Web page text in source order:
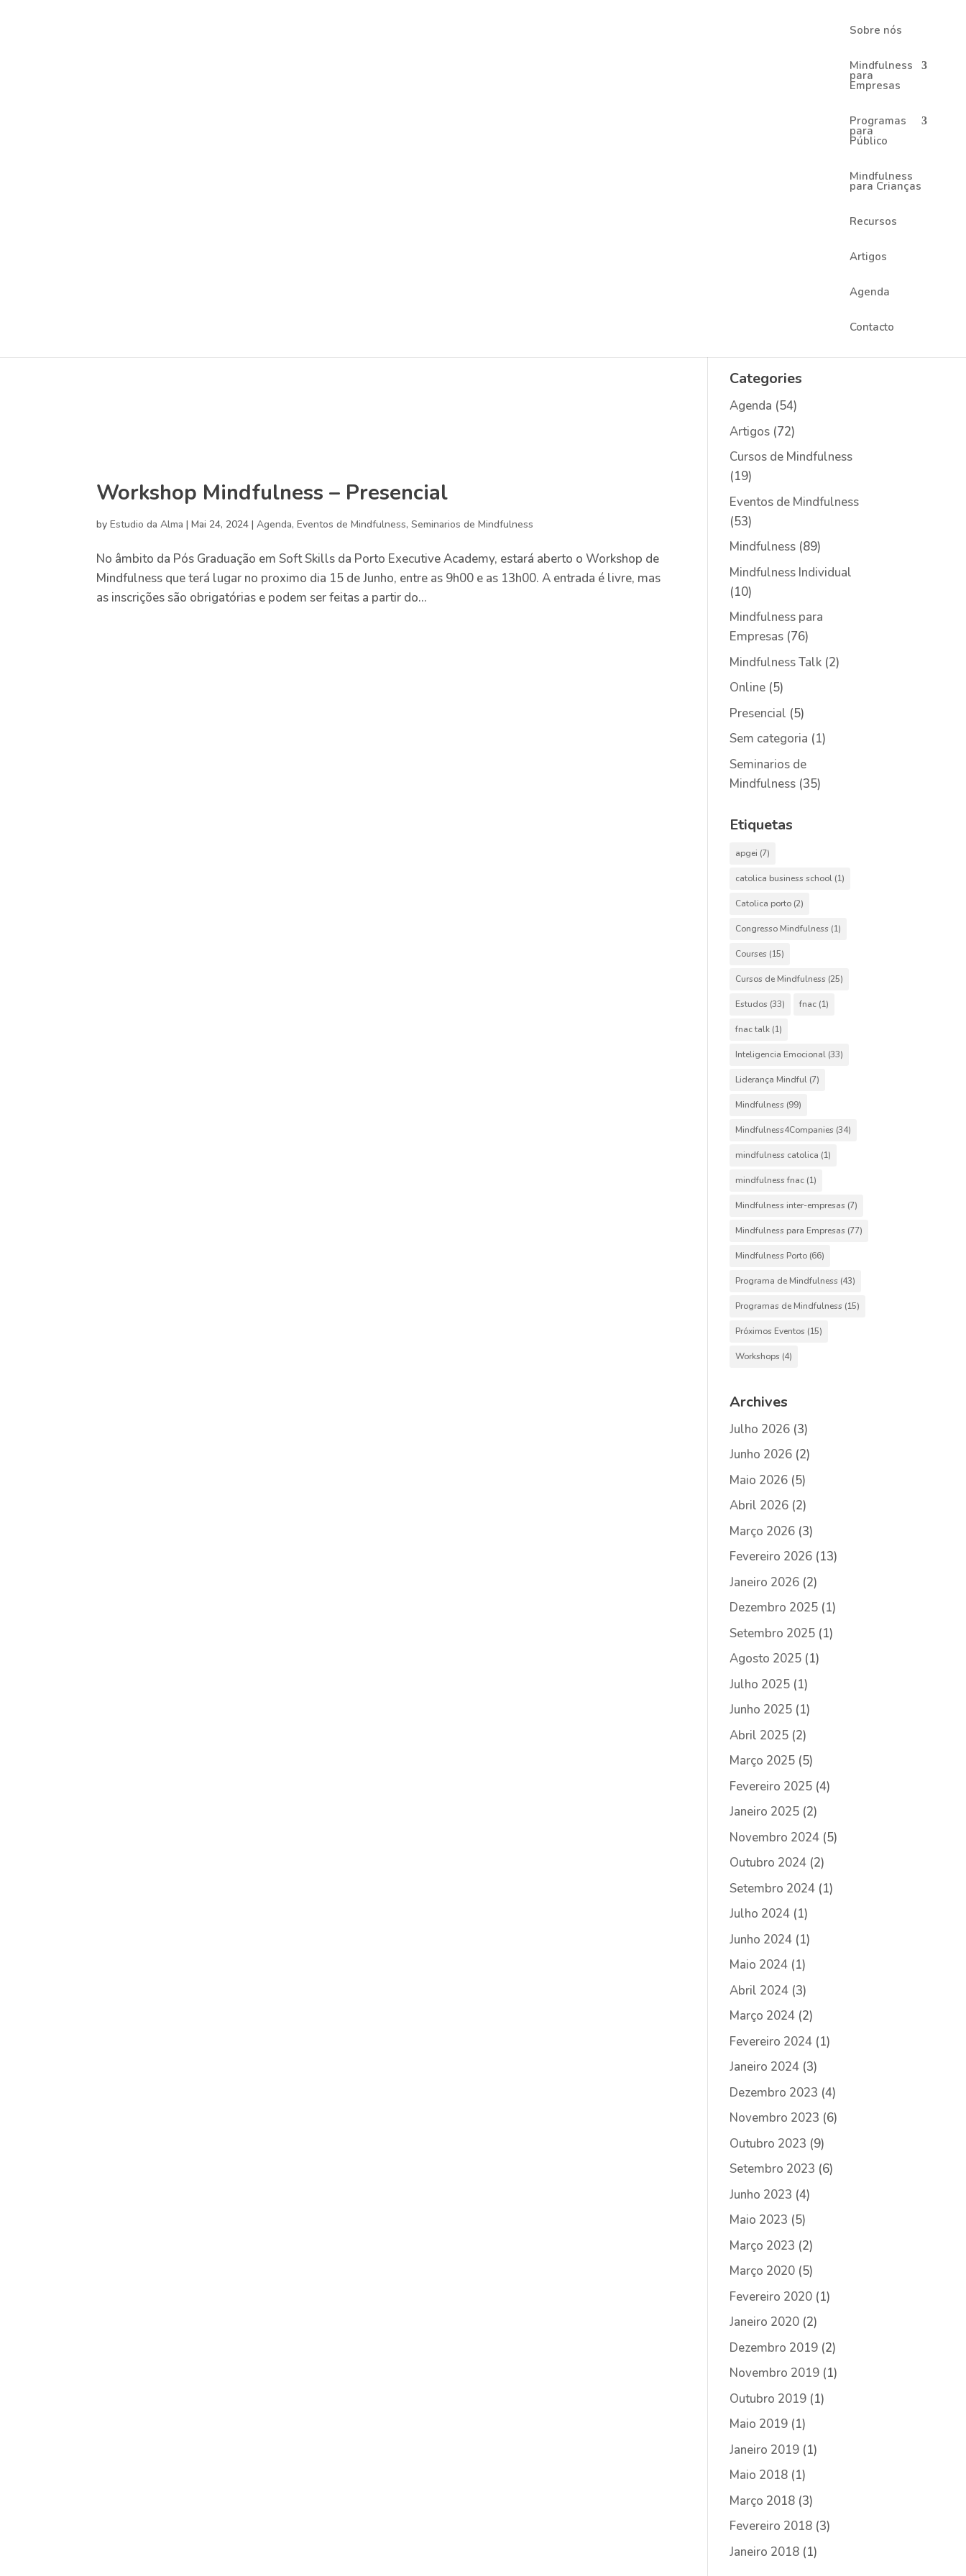
Sobre nós
Mindfulness
para
Empresas
Programas
para
Público
Mindfulness
para Crianças
Recursos
Artigos
Agenda
Contacto
Workshop Mindfulness – Presencial
byEstudio da Alma |Mai 24, 2024 |Agenda,Eventos de Mindfulness,Seminarios de Mindfulness
No âmbito da Pós Graduação em Soft Skills da Porto Executive Academy, estará aberto o Workshop de
Mindfulness que terá lugar no proximo dia 15 de Junho, entre as 9h00 e as 13h00. A entrada é livre, mas
as inscrições são obrigatórias e podem ser feitas a partir do...
Mindful Leaders – 11 Nov
Mindfulness para a Vida |
Estudio da Alma em Yale
Categories
Agenda (54)
Artigos (72)
Cursos de Mindfulness
(19)
Eventos de Mindfulness
(53)
Mindfulness (89)
Mindfulness Individual
(10)
Mindfulness para
Empresas (76)
Mindfulness Talk (2)
Online (5)
Presencial (5)
Sem categoria (1)
Seminarios de
Mindfulness (35)
Etiquetas
apgei (7)
catolica business school (1)
Catolica porto (2)
Congresso Mindfulness (1)
Courses (15)
Cursos de Mindfulness (25)
Estudos (33) fnac (1)
fnac talk (1)
Inteligencia Emocional (33)
Liderança Mindful (7)
Mindfulness (99)
Mindfulness4Companies (34)
mindfulness catolica (1)
mindfulness fnac (1)
Mindfulness inter-empresas (7)
Mindfulness para Empresas (77)
Mindfulness Porto (66)
Programa de Mindfulness (43)
Programas de Mindfulness (15)
Próximos Eventos (15)
Workshops (4)
Archives
Julho 2026 (3)
Junho 2026 (2)
Maio 2026 (5)
Abril 2026 (2)
Março 2026 (3)
Fevereiro 2026 (13)
Janeiro 2026 (2)
Dezembro 2025 (1)
Setembro 2025 (1)
Agosto 2025 (1)
Julho 2025 (1)
Junho 2025 (1)
Abril 2025 (2)
Março 2025 (5)
Fevereiro 2025 (4)
Janeiro 2025 (2)
Novembro 2024 (5)
Outubro 2024 (2)
Setembro 2024 (1)
Julho 2024 (1)
Junho 2024 (1)
Maio 2024 (1)
Abril 2024 (3)
Março 2024 (2)
Fevereiro 2024 (1)
Janeiro 2024 (3)
Dezembro 2023 (4)
Novembro 2023 (6)
Outubro 2023 (9)
Setembro 2023 (6)
Junho 2023 (4)
Maio 2023 (5)
Março 2023 (2)
Março 2020 (5)
Fevereiro 2020 (1)
Janeiro 2020 (2)
Dezembro 2019 (2)
Novembro 2019 (1)
Outubro 2019 (1)
Maio 2019 (1)
Janeiro 2019 (1)
Maio 2018 (1)
Março 2018 (3)
Fevereiro 2018 (3)
Janeiro 2018 (1)